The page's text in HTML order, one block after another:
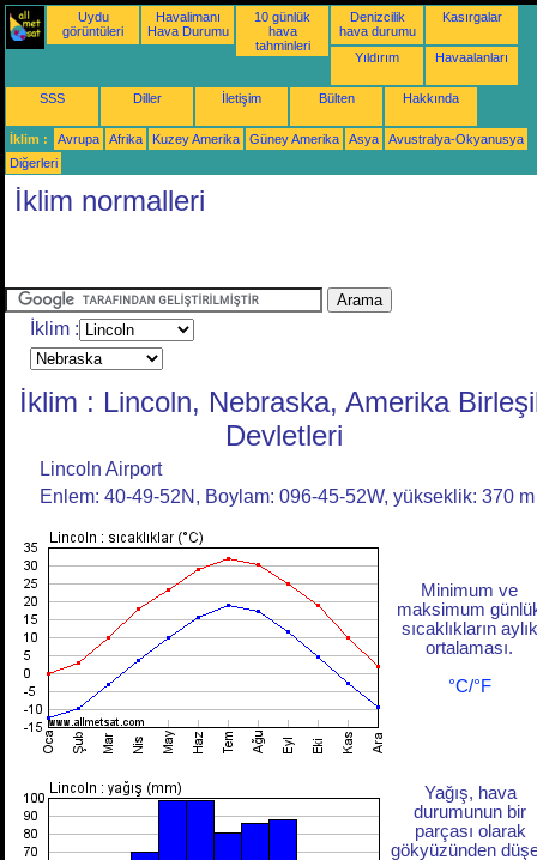
Uydu
görüntüleri
Havalimanı
Hava Durumu
10 günlük
hava
tahminleri
Denizcilik
hava durumu
Kasırgalar
Yıldırım Havaalanları
SSS Diller İletişim Bülten Hakkında
İklim : Avrupa Afrika Kuzey Amerika Güney Amerika Asya
Avustralya-Okyanusya
Diğerleri
İklim normalleri
İklim :
İklim : Lincoln, Nebraska, Amerika
Devletleri
Lincoln Airport
Enlem: 40-49-52N, Boylam: 096-45-52W, yükseklik: 370 m
Minimum ve
maksimum
sıcaklıkların aylık
ortalaması.
°C/°F
Yağış, hava
durumunun bir
parçası olarak
gökyüzünden